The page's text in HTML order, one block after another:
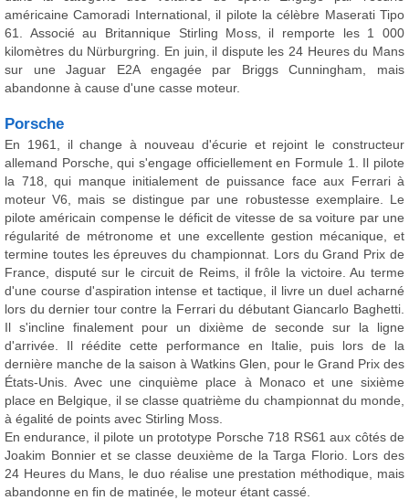
américaine Camoradi International, il pilote la célèbre Maserati Tipo
61. Associé au Britannique Stirling Moss, il remporte les 1 000
kilomètres du Nürburgring. En juin, il dispute les 24 Heures du Mans
sur une Jaguar E2A engagée par Briggs Cunningham, mais
abandonne à cause d'une casse moteur.
Porsche
En 1961, il change à nouveau d'écurie et rejoint le constructeur
allemand Porsche, qui s'engage officiellement en Formule 1. Il pilote
la 718, qui manque initialement de puissance face aux Ferrari à
moteur V6, mais se distingue par une robustesse exemplaire. Le
pilote américain compense le déficit de vitesse de sa voiture par une
régularité de métronome et une excellente gestion mécanique, et
termine toutes les épreuves du championnat. Lors du Grand Prix de
France, disputé sur le circuit de Reims, il frôle la victoire. Au terme
d'une course d'aspiration intense et tactique, il livre un duel acharné
lors du dernier tour contre la Ferrari du débutant Giancarlo Baghetti.
Il s'incline finalement pour un dixième de seconde sur la ligne
d'arrivée. Il réédite cette performance en Italie, puis lors de la
dernière manche de la saison à Watkins Glen, pour le Grand Prix des
États-Unis. Avec une cinquième place à Monaco et une sixième
place en Belgique, il se classe quatrième du championnat du monde,
à égalité de points avec Stirling Moss.
En endurance, il pilote un prototype Porsche 718 RS61 aux côtés de
Joakim Bonnier et se classe deuxième de la Targa Florio. Lors des
24 Heures du Mans, le duo réalise une prestation méthodique, mais
abandonne en fin de matinée, le moteur étant cassé.